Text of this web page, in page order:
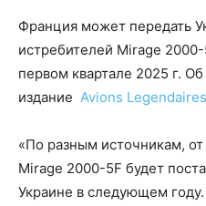
Франция может передать
истребителей Mirage
первом квартале 2025 г.
издание Avions Legendaires
«По разным источникам,
Mirage 2000-5F будет
Украине в следующем